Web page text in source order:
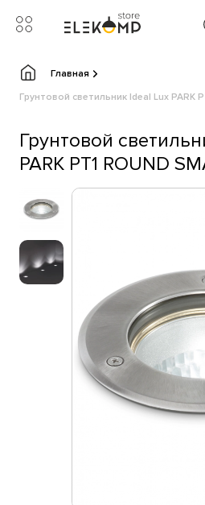
Главная
Грунтовой светильник Ideal Lux PARK
Грунтовой
PARK PT1 ROUND